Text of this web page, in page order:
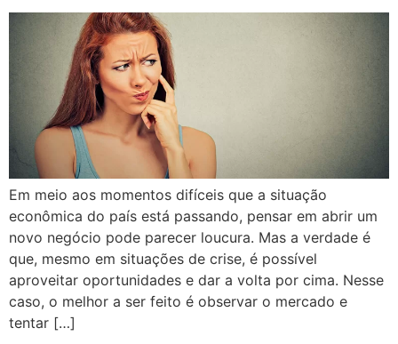
Em meio aos momentos difíceis que a situação
econômica do país está passando, pensar em abrir um
novo negócio pode parecer loucura. Mas a verdade é
que, mesmo em situações de crise, é possível
aproveitar oportunidades e dar a volta por cima. Nesse
caso, o melhor a ser feito é observar o mercado e
tentar […]